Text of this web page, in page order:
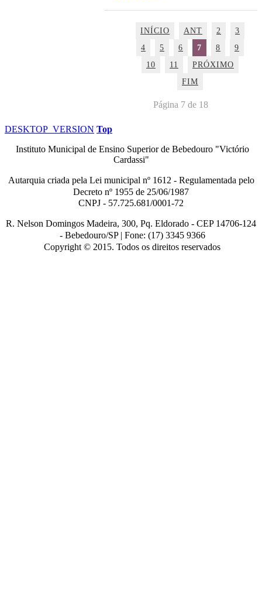
INÍCIO ANT 2
3
4
5 6 7 8
9
10
11
PRÓXIMO
FIM
Página 7 de 18
DESKTOP_VERSION Top
Instituto Municipal de Ensino Superior de Bebedouro "Victório
Cardassi"
Autarquia criada pela Lei municipal nº1612 - Regulamentada pelo
Decreto nº 1955 de 25/06/1987
CNPJ - 57.725.681/0001-72
R. Nelson Domingos Madeira, 300, Pq. Eldorado - CEP 14706-124
- Bebedouro/SP | Fone: (17) 3345 9366
Copyright © 2015. Todos os direitos reservados